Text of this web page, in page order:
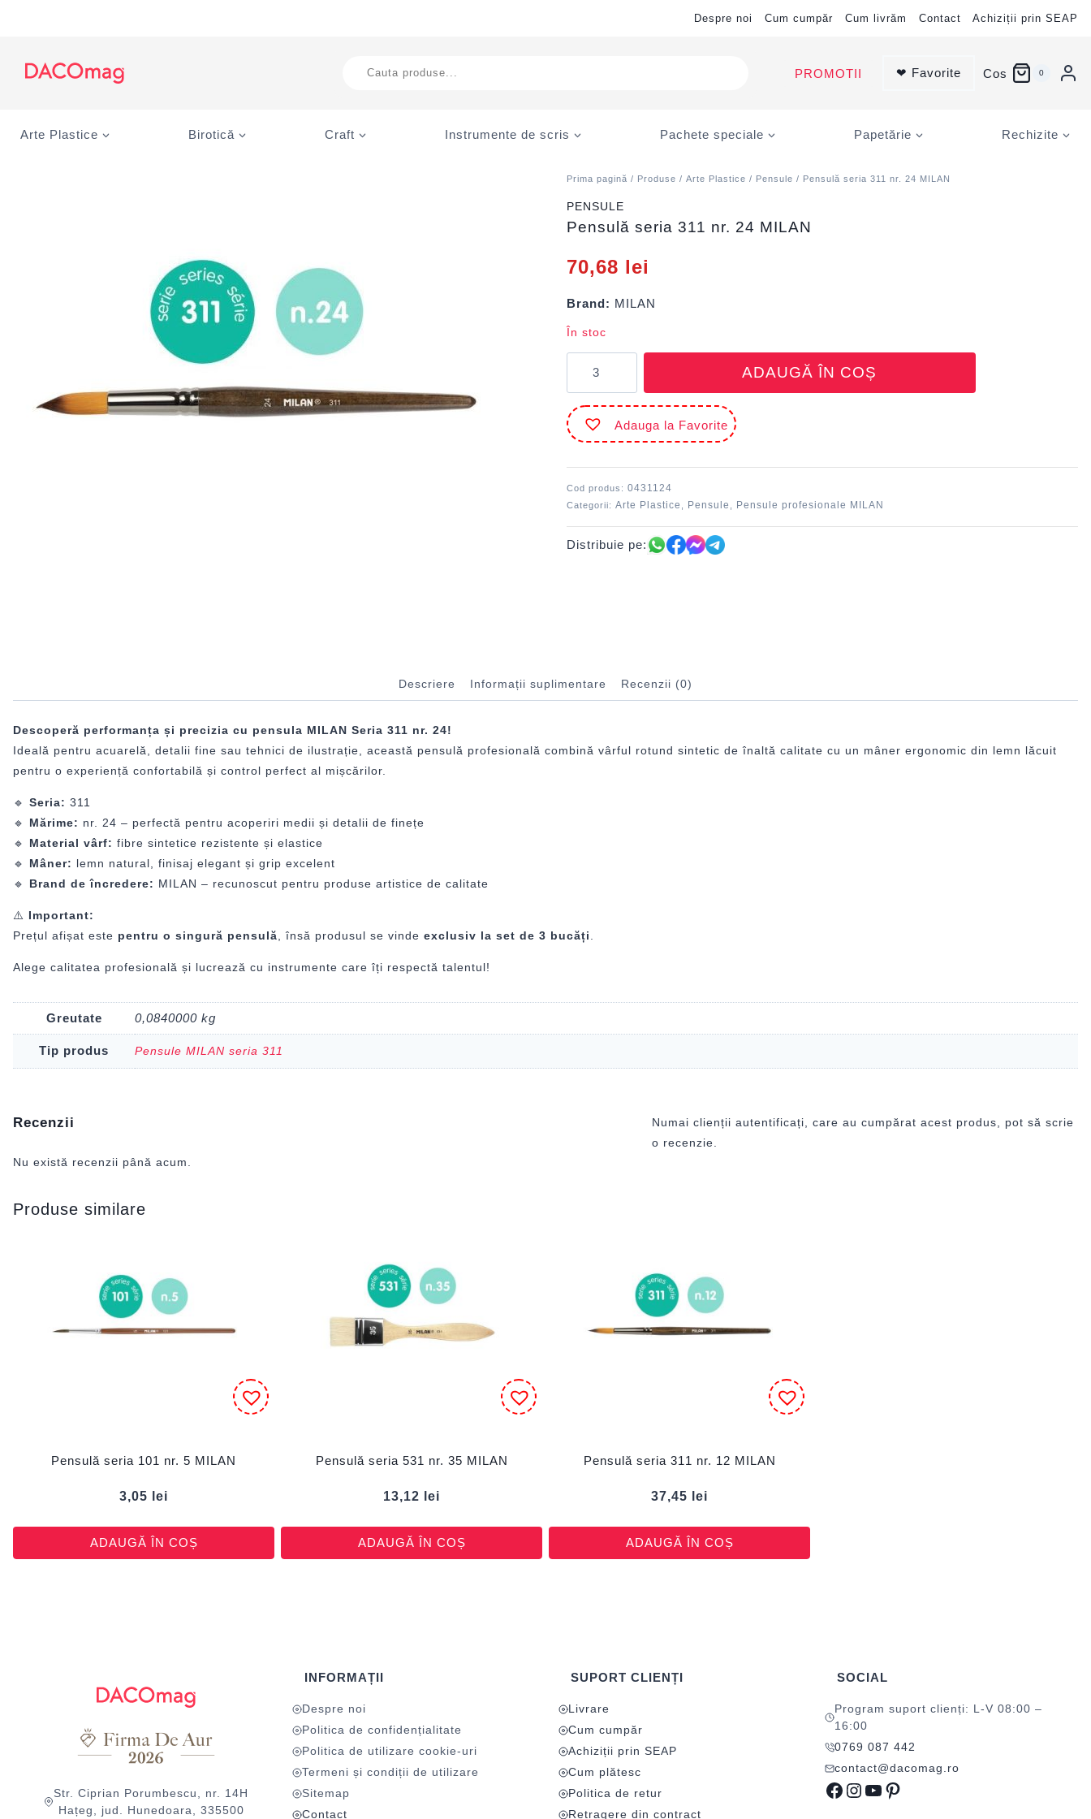
Despre noi Cum cumpăr Cum livrăm Contact Achiziții prin SEAP
search
PROMOTII ❤ Favorite Cos 0
Arte Plastice Birotică Craft Instrumente de scris Pachete speciale Papetărie Rechizite
Prima pagină / Produse /Arte Plastice / Pensule / Pensulă seria 311 nr. 24 MILAN
PENSULE
Pensulă seria 311 nr. 24 MILAN
70,68 lei
Brand: MILAN
În stoc
Pensulă
seria
311
nr.
24
ADAUGĂ ÎN COȘ
Adauga la Favorite
Cod produs:0431124
Categorii:Arte Plastice Pensule Pensule profesionale MILAN
Distribuie pe:
Descriere Informații suplimentare Recenzii (0)
Descoperă performanța și precizia cu pensula MILAN Seria 311 nr. 24!
Ideală pentru acuarelă, detalii fine sau tehnici de ilustrație, această pensulă profesională combină vârful rotund sintetic de înaltă calitate cu un mâner ergonomic din lemn lăcuit
pentru o experiență confortabilă și control perfect al mișcărilor.
🔹 Seria: 311
🔹 Mărime: nr. 24 – perfectă pentru acoperiri medii și detalii de finețe
🔹 Material vârf: fibre sintetice rezistente și elastice
🔹 Mâner: lemn natural, finisaj elegant și grip excelent
🔹 Brand de încredere: MILAN – recunoscut pentru produse artistice de calitate
⚠️ Important:
Prețul afișat este pentru o singură pensulă , însă produsul se vinde exclusiv la set de 3 bucăți
Alege calitatea profesională și lucrează cu instrumente care îți respectă talentul!
Greutate 0,0840000 kg
Tip produs Pensule MILAN seria 311
Recenzii
Nu există recenzii până acum.
Numai clienții autentificați, care au cumpărat acest produs, pot să scrie
o recenzie.
Produse similare
Pensulă seria 101 nr. 5 MILAN
3,05 lei
ADAUGĂ ÎN COȘ
Pensulă seria 531 nr. 35 MILAN
13,12 lei
ADAUGĂ ÎN COȘ
Pensulă seria 311 nr. 12 MILAN
37,45 lei
ADAUGĂ ÎN COȘ
Str. Ciprian Porumbescu, nr. 14H
Hațeg, jud. Hunedoara, 335500
INFORMAȚII
Despre noi
Politica de confidențialitate
Politica de utilizare cookie-uri
Termeni și condiții de utilizare
Sitemap
Contact
SUPORT CLIENȚI
Livrare
Cum cumpăr
Achiziții prin SEAP
Cum plătesc
Politica de retur
Retragere din contract
SOCIAL
Program suport clienți: L-V 08:00 –
16:00
0769 087 442
contact@dacomag.ro
Facebook
Instagram
YouTube
Pinterest